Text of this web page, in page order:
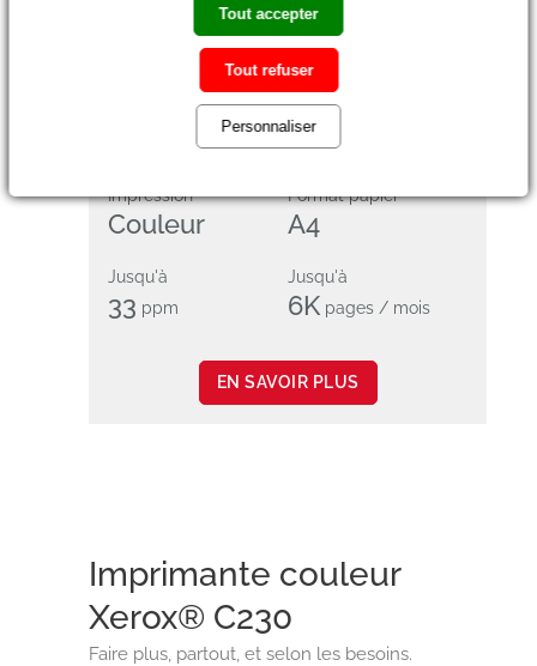
Impression
Couleur
Format papier
A4
Jusqu'à
33 ppm
Jusqu'à
6K pages / mois
EN SAVOIR PLUS
Imprimante couleur
Xerox® C230
Faire plus, partout, et selon les besoins.
Tout accepter
Tout refuser
Personnaliser